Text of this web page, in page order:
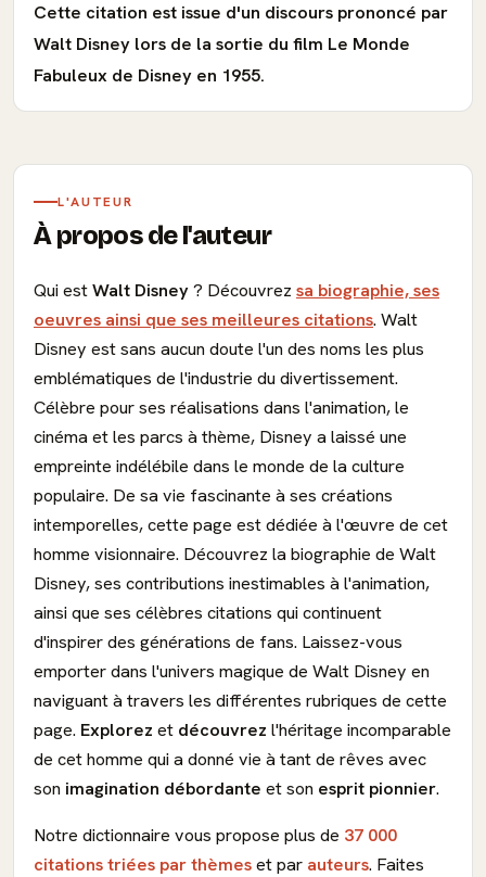
Cette citation est issue d'un discours prononcé par
Walt Disney lors de la sortie du film Le Monde
Fabuleux de Disney en 1955.
L'AUTEUR
À propos de l'auteur
Qui estWalt Disney? Découvrez sa biographie, ses
oeuvres ainsi que ses meilleures citations. Walt
Disney est sans aucun doute l'un des noms les plus
emblématiques de l'industrie du divertissement.
Célèbre pour ses réalisations dans l'animation, le
cinéma et les parcs à thème, Disney a laissé une
empreinte indélébile dans le monde de la culture
populaire. De sa vie fascinante à ses créations
intemporelles, cette page est dédiée à l'œuvre de cet
homme visionnaire. Découvrez la biographie de Walt
Disney, ses contributions inestimables à l'animation,
ainsi que ses célèbres citations qui continuent
d'inspirer des générations de fans. Laissez-vous
emporter dans l'univers magique de Walt Disney en
naviguant à travers les différentes rubriques de cette
page. Explorez et découvrez l'héritage incomparable
de cet homme qui a donné vie à tant de rêves avec
son imagination débordante et son esprit pionnier.
Notre dictionnaire vous propose plus de 37 000
citations triées par thèmeset par auteurs. Faites